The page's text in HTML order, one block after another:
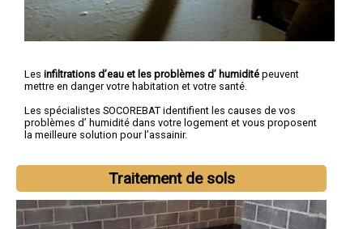
Les infiltrations d’eau et les problèmes d’ humidité peuvent
mettre en danger votre habitation et votre santé.
Les spécialistes SOCOREBAT identifient les causes de vos
problèmes d’ humidité dans votre logement et vous proposent
la meilleure solution pour l’assainir.
Traitement de sols